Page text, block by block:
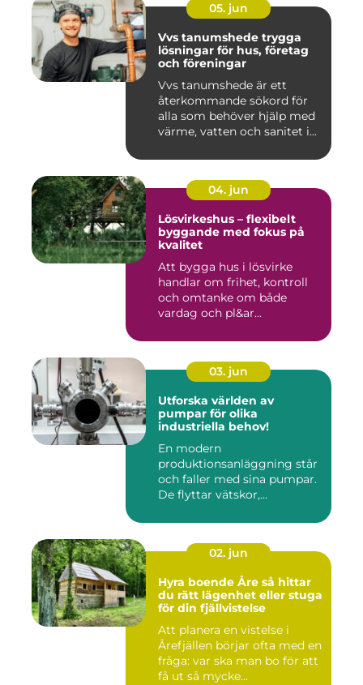
05. jun
Vvs tanumshede trygga
lösningar för hus, företag
och föreningar
Vvs tanumshede är ett
återkommande sökord för
alla som behöver hjälp med
värme, vatten och sanitet i...
04. jun
Lösvirkeshus – flexibelt
byggande med fokus på
kvalitet
Att bygga hus i lösvirke
handlar om frihet, kontroll
och omtanke om både
vardag och pl&ar...
03. jun
Utforska världen av
pumpar för olika
industriella behov!
En modern
produktionsanläggning står
och faller med sina pumpar.
De flyttar vätskor,...
02. jun
Hyra boende Åre så hittar
du rätt lägenhet eller stuga
för din fjällvistelse
Att planera en vistelse i
Årefjällen börjar ofta med en
fråga: var ska man bo för att
få ut så mycke...